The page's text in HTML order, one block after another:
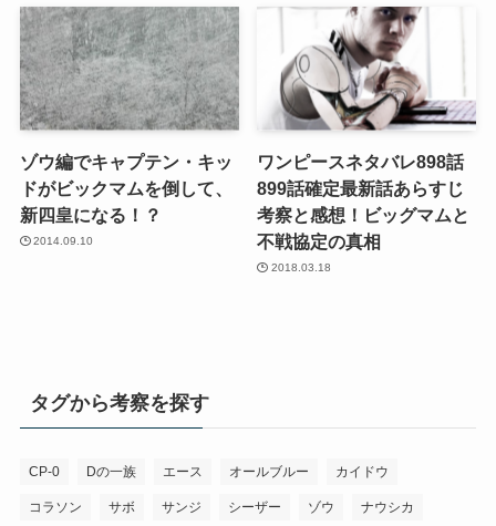
ゾウ編でキャプテン・キッ
ドがビックマムを倒して、
新四皇になる！？
2014.09.10
ワンピースネタバレ898話
899話確定最新話あらすじ
考察と感想！ビッグマムと
不戦協定の真相
2018.03.18
タグから考察を探す
CP-0 Dの一族 エース オールブルー カイドウ
コラソン サボ サンジ シーザー ゾウ ナウシカ